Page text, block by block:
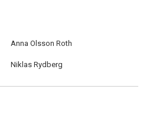
Anna Olsson Roth
Niklas Rydberg